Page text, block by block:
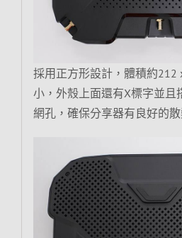
採用正方形設計，體積約212
小，外殼上面還有X標字並且
網孔，確保分享器有良好的散